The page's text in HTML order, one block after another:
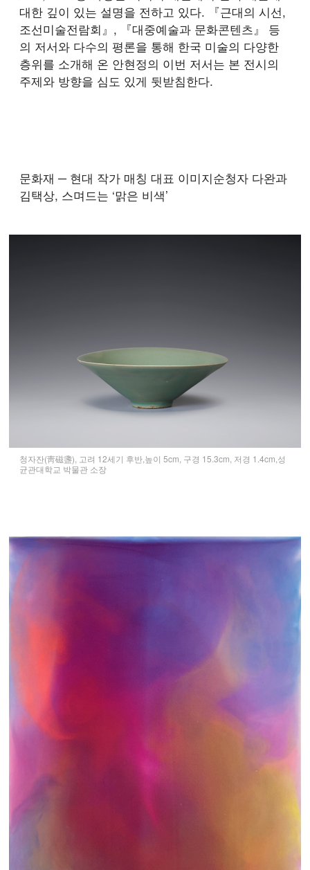
대한 깊이 있는 설명을 전하고 있다. 『근대의 시선,
조선미술전람회』, 『대중예술과 문화콘텐츠』 등
의 저서와 다수의 평론을 통해 한국 미술의 다양한
층위를 소개해 온 안현정의 이번 저서는 본 전시의
주제와 방향을 심도 있게 뒷받침한다.
문화재 ─ 현대 작가 매칭 대표 이미지순청자 다완과
김택상, 스며드는 ‘맑은 비색’
청자잔(靑磁盞), 고려 12세기 후반,높이 5cm, 구경 15.3cm, 저경 1.4cm,성
균관대학교 박물관 소장